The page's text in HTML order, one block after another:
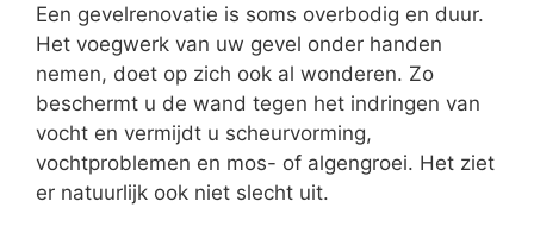
Een gevelrenovatie is soms overbodig en duur.
Het voegwerk van uw gevel onder handen
nemen, doet op zich ook al wonderen. Zo
beschermt u de wand tegen het indringen van
vocht en vermijdt u scheurvorming,
vochtproblemen en mos- of algengroei. Het ziet
er natuurlijk ook niet slecht uit.